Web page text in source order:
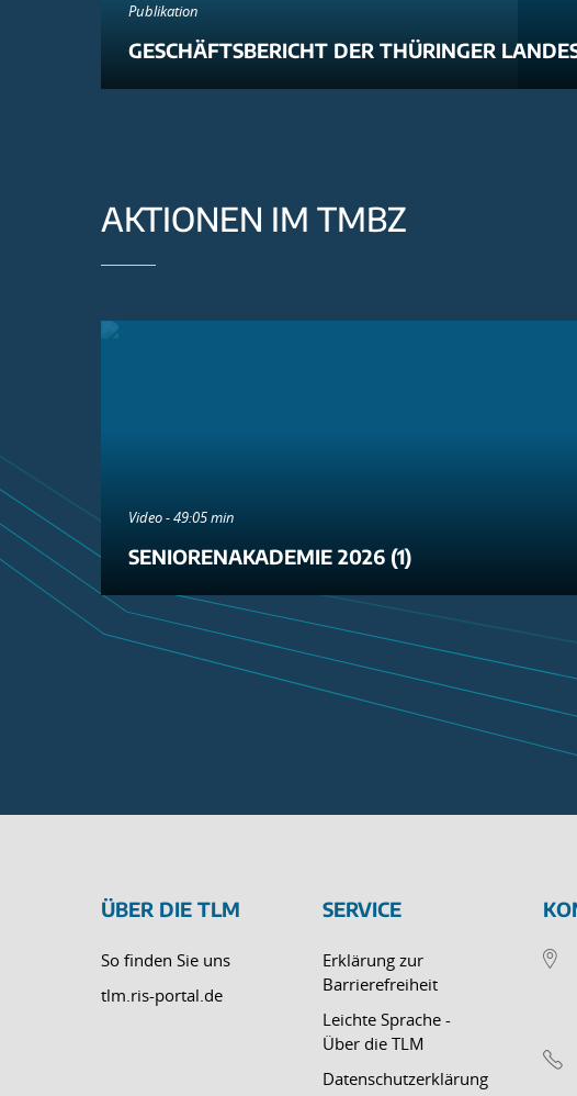
Publikation
GESCHÄFTSBERICHT DER THÜRINGER
AKTIONEN IM TMBZ
Video - 49:05 min
SENIORENAKADEMIE 2026 (1)
ÜBER DIE TLM
So finden Sie uns
tlm.ris-portal.de
SERVICE
Erklärung zur
Barrierefreiheit
Leichte Sprache -
Über die TLM
Datenschutzerklärung